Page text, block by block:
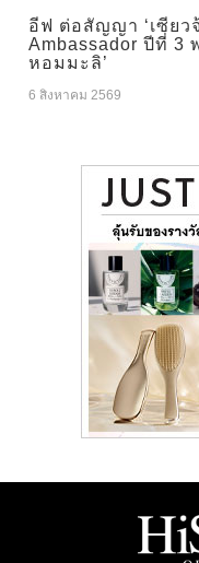
อีฟ ต่อสัญญา ‘เซียว
Ambassador ปีที่ 3
หอมมะลิ’
6 สิงหาคม 2569